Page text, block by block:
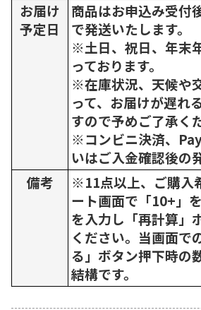
お届け
予定日
商品はお申込み受付
で発送いたします。
※土日、祝日、年末
っております。
※在庫状況、天候や
って、お届けが遅れ
すので予めご了承く
※コンビニ決済、
いはご入金確認後の
備考
※11点以上、ご購入
ート画面で「10+」
を入力し「再計算」
ください。当画面で
る」ボタン押下時の
結構です。